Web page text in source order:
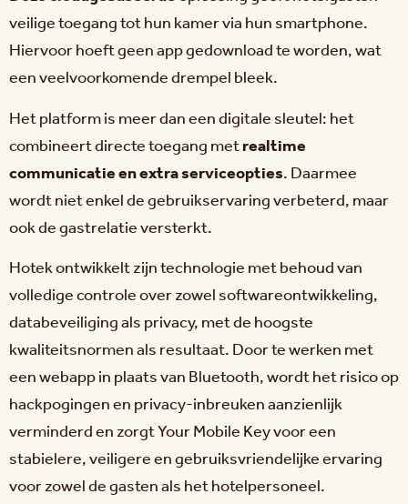
veilige toegang tot hun kamer via hun smartphone.
Hiervoor hoeft geen app gedownload te worden, wat
een veelvoorkomende drempel bleek.
Het platform is meer dan een digitale sleutel: het
combineert directe toegang metrealtime
communicatie en extra serviceopties. Daarmee
wordt niet enkel de gebruikservaring verbeterd, maar
ook de gastrelatie versterkt.
Hotek ontwikkelt zijn technologie met behoud van
volledige controle over zowel softwareontwikkeling,
databeveiliging als privacy, met de hoogste
kwaliteitsnormen als resultaat. Door te werken met
een webapp in plaats van Bluetooth, wordt het risico op
hackpogingen en privacy-inbreuken aanzienlijk
verminderd en zorgt Your Mobile Key voor een
stabielere, veiligere en gebruiksvriendelijke ervaring
voor zowel de gasten als het hotelpersoneel.